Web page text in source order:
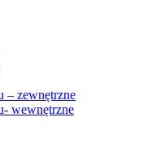
– zewnętrzne
wewnętrzne